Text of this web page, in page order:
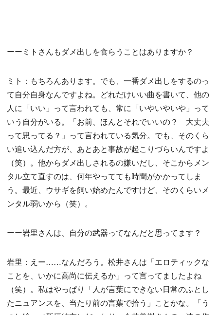
ーーミトさんもダメ出しを食らうことはありますか？
ミト：もちろんあります。でも、一番ダメ出しをするのっ
て自分自身なんですよね。どれだけいい曲を書いて、他の
人に「いい」って言われても、常に「いやいやいや」って
いう自分がいる。「お前、ほんとそれでいいの？ 大丈夫
って思ってる？」って言われている気分。でも、そのくら
い追い込んだ方が、あとあと事故が起こりづらいんですよ
（笑）。他からダメ出しされるの嫌いだし、そこからメン
タル立て直すのは、何年やってても時間がかかってしま
う。最近、ウサギを飼い始めたんですけど、そのくらいメ
ンタル弱いから（笑）。
ーー岩里さんは、自分の武器ってなんだと思ってます？
岩里：えー……なんだろう。松井さんは「エロティックな
ことを、いかに高尚に伝えるか」って言ってましたよね
（笑）。私はやっぱり「人が言葉にできない日常のふとし
たニュアンスを、当たり前の言葉で拾う」ことかな。「う